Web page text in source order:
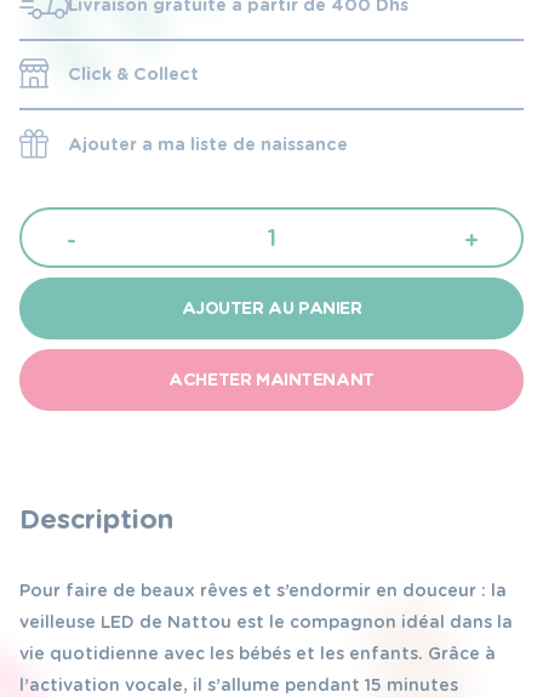
Livraison gratuite à partir de 400 Dhs
Click & Collect
Ajouter a ma liste de naissance
-
quantité
de
Nattou
Veilleuse
multicolor
en
avec
de
son
Nattou
+
AJOUTER AU PANIER
ACHETER MAINTENANT
Description
Pour faire de beaux rêves et s’endormir en douceur : la
veilleuse LED de Nattou est le compagnon idéal dans la
vie quotidienne avec les bébés et les enfants. Grâce à
l’activation vocale, il s’allume pendant 15 minutes